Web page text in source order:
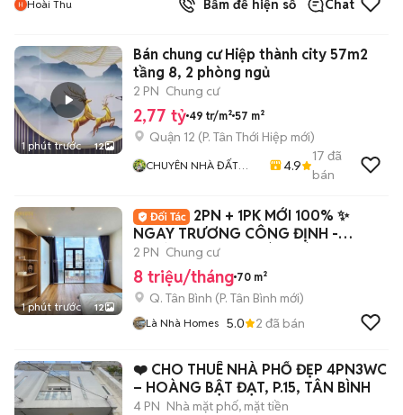
Hoài Thu Bấm để hiện số Chat
1 phút trước 12
Bán chung cư Hiệp thành city 57m2
tầng 8, 2 phòng ngủ
2 PN Chung cư
2,77 tỷ 49 tr/m² 57 m²
Quận 12 (P. Tân Thới Hiệp mới)
CHUYÊN NHÀ ĐẤT
4.9
17 đã
bán
1 phút trước 12
2PN + 1PK MỚI 100% ✨
NGAY TRƯƠNG CÔNG ĐỊNH -
TRƯỜNG CHINH - BÀU CÁT
2 PN Chung cư
8 triệu/tháng 70 m²
Q. Tân Bình (P. Tân Bình mới)
Là Nhà Homes 5.0 2 đã bán
❤️ CHO THUÊ NHÀ PHỐ ĐẸP 4PN3WC
– HOÀNG BẬT ĐẠT, P.15, TÂN BÌNH
4 PN Nhà mặt phố, mặt tiền